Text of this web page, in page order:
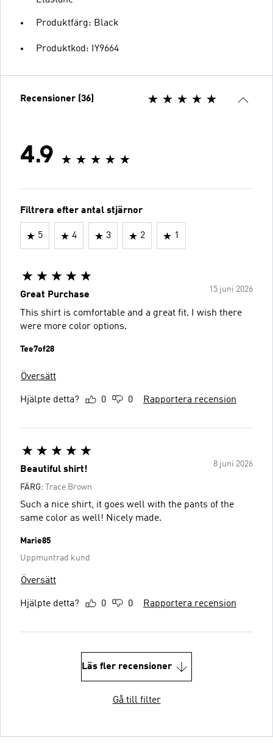
Produktfärg: Black
Produktkod: IY9664
Recensioner (36)
4.9
Filtrera efter antal stjärnor
5 4 3 2 1
15 juni 2026
Great Purchase
This shirt is comfortable and a great fit. I wish there
were more color options.
Tee7of28
Översätt
Hjälpte detta? 0 0 Rapportera recension
8 juni 2026
Beautiful shirt!
FÄRG: Trace Brown
Such a nice shirt, it goes well with the pants of the
same color as well! Nicely made.
Marie85
Uppmuntrad kund
Översätt
Hjälpte detta? 0 0 Rapportera recension
Läs fler recensioner
Gå till filter